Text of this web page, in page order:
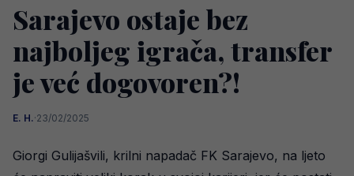
Sarajevo ostaje bez
najboljeg igrača, transfer
je već dogovoren?!
E. H.·23/02/2025
Giorgi Gulijašvili, krilni napadač FK Sarajevo, na ljeto